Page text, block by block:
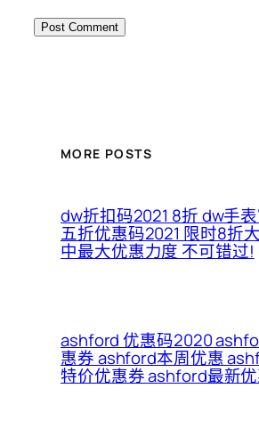
MORE POSTS
dw折扣码2021 8折 dw手
五折优惠码2021 限时8折
中最大优惠力度 不可错过!
ashford 优惠码2020
惠券 ashford本周优惠
特价优惠券 ashford最新